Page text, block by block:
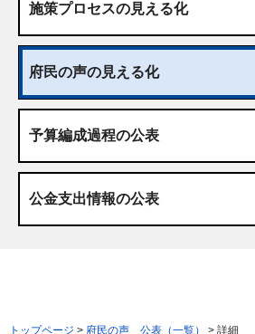
施策プロセスの見える化
府民の声の見える化
予算編成過程の公表
公金支出情報の公表
トップページ > 府民の声 公表（一覧） > 詳細